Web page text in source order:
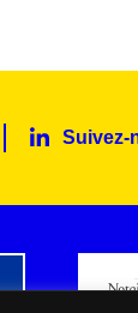
Suivez-